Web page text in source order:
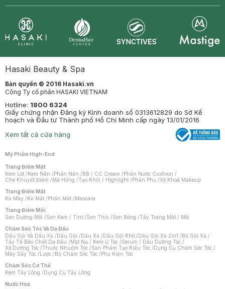
Hasaki Beauty & Spa
Bản quyền © 2016 Hasaki.vn
Công Ty cổ phần HASAKI VIETNAM
Hotline: 1800 6324
Giấy chứng nhận Đăng ký Kinh doanh số 0313612829 do Sở Kế
hoạch và Đầu tư Thành phố Hồ Chí Minh cấp ngày 13/01/2016
Xem tất cả cửa hàng
Mỹ Phẩm High-End
Trang Điểm Mặt
Kem Lót /Kem Nền /Phấn Nền /BB / CC Cream /Phấn Nước Cushion /
Che Khuyết Điểm /Má Hồng /Tạo Khối / Highlight /Phấn Phủ /Xịt Khoá Makeup
Trang Điểm Mắt
Kẻ Mày /Kẻ Mắt /Phấn Mắt /Mascara
Trang Điểm Môi
Son Dưỡng Môi /Son Kem / Tint /Son Thỏi /Son Bóng /Tẩy Trang Mắt / Môi
Chăm Sóc Tóc Và Da Đầu
Dầu Gội Và Dầu Xả /Dầu Gội /Dầu Xả /Dầu Gội Khô /Dầu Gội Xả 2in1 /Bộ Gội Xả /
Tẩy Tế Bào Chết Da Đầu /Mặt Nạ / Kem Ủ Tóc /Serum / Dầu Dưỡng Tóc /
Xịt Dưỡng Tóc /Thuốc Nhuộm Tóc /Sản Phẩm Tạo Kiểu Tóc /Dụng Cụ Chăm Sóc Tóc /
Máy Sấy Tóc /Lược /Bộ Chăm Sóc Tóc /Phụ Kiện Tóc
Chăm Sóc Cơ Thể
Kem Tẩy Lông /Dụng Cụ Tẩy Lông
Nước Hoa